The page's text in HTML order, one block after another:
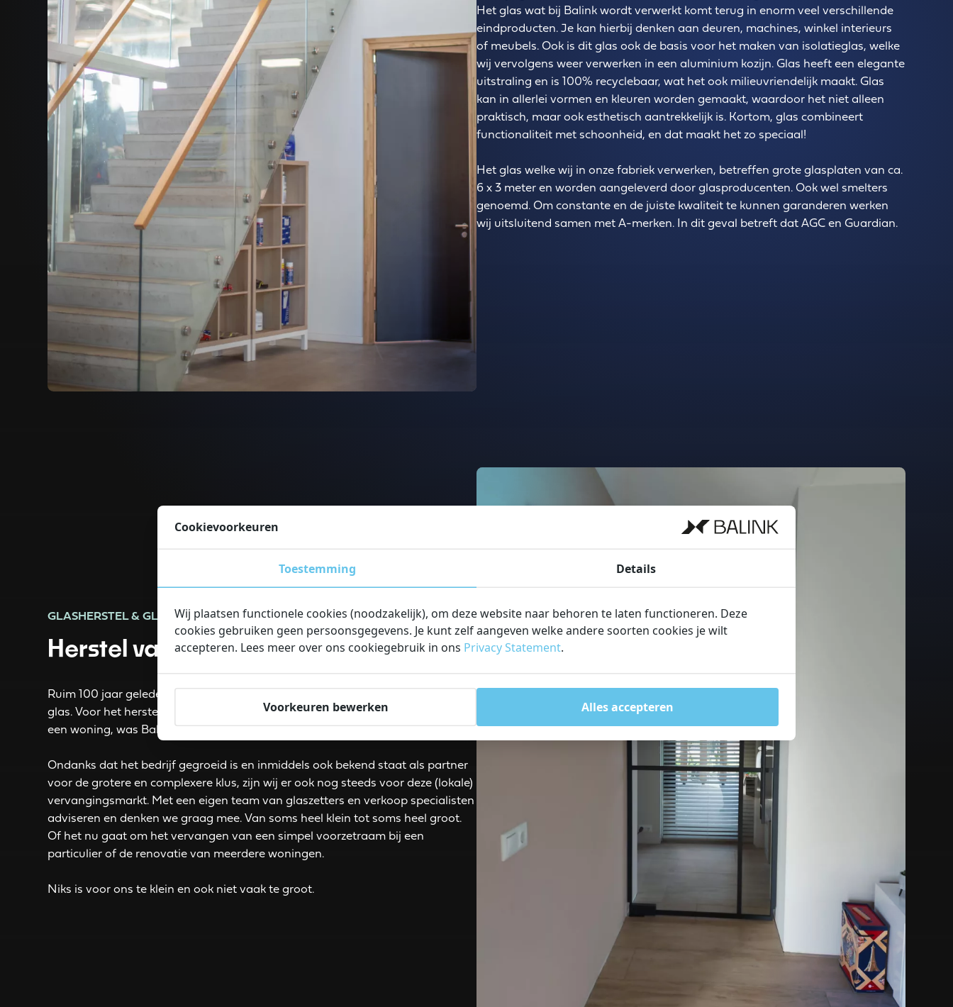
Het glas wat bij Balink wordt verwerkt komt terug in enorm veel verschillende
eindproducten. Je kan hierbij denken aan deuren, machines, winkel interieurs
of meubels. Ook is dit glas ook de basis voor het maken van isolatieglas, welke
wij vervolgens weer verwerken in een aluminium kozijn. Glas heeft een elegante
uitstraling en is 100% recyclebaar, wat het ook milieuvriendelijk maakt. Glas
kan in allerlei vormen en kleuren worden gemaakt, waardoor het niet alleen
praktisch, maar ook esthetisch aantrekkelijk is. Kortom, glas combineert
functionaliteit met schoonheid, en dat maakt het zo speciaal!
Het glas welke wij in onze fabriek verwerken, betreffen grote glasplaten van ca.
6 x 3 meter en worden aangeleverd door glasproducenten. Ook wel smelters
genoemd. Om constante en de juiste kwaliteit te kunnen garanderen werken
wij uitsluitend samen met A-merken. In dit geval betreft dat AGC en Guardian.
GLASHERSTEL & GLASZETTERIJ
Herstel van klein tot groot
Ruim 100 jaar geleden is Balink gestart als dé lokale specialist als het gaat om
glas. Voor het herstel van glaswerk aan zowel de binnen- als buitenkant van
een woning, was Balink het aanspreekpunt voor Heerenveen en omgeving.
Ondanks dat het bedrijf gegroeid is en inmiddels ook bekend staat als partner
voor de grotere en complexere klus, zijn wij er ook nog steeds voor deze (lokale)
vervangingsmarkt. Met een eigen team van glaszetters en verkoop specialisten
adviseren en denken we graag mee. Van soms heel klein tot soms heel groot.
Of het nu gaat om het vervangen van een simpel voorzetraam bij een
particulier of de renovatie van meerdere woningen.
Niks is voor ons te klein en ook niet vaak te groot.
Cookievoorkeuren
Toestemming Details
Wij plaatsen functionele cookies (noodzakelijk), om deze website naar behoren te laten functioneren. Deze
cookies gebruiken geen persoonsgegevens. Je kunt zelf aangeven welke andere soorten cookies je wilt
accepteren. Lees meer over ons cookiegebruik in ons Privacy Statement.
Voorkeuren bewerken Alles accepteren